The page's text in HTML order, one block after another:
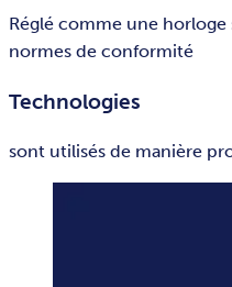
Réglé comme une
normes de conformité
Technologies
sont utilisés de manière